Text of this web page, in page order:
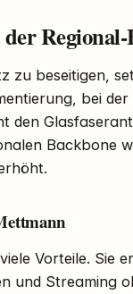
zu beseitigen,
bei
den
Backbone
Vorteile. Sie
und Streaming